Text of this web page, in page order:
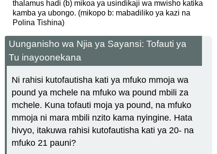
thalamus hadi (b) mikoa ya usindikaji wa mwisho katika
kamba ya ubongo. (mikopo b: mabadiliko ya kazi na
Polina Tishina)
Uunganisho wa Njia ya Sayansi: Tofauti ya
Tu inayoonekana
Ni rahisi kutofautisha kati ya mfuko mmoja wa
pound ya mchele na mfuko wa pound mbili za
mchele. Kuna tofauti moja ya pound, na mfuko
mmoja ni mara mbili nzito kama nyingine. Hata
hivyo, itakuwa rahisi kutofautisha kati ya 20- na
mfuko 21 pauni?